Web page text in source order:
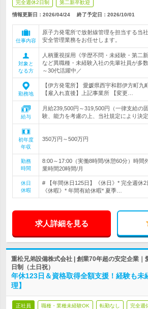
完全週休2日制 第二新卒歓迎
情報更新日：2026/04/24 終了予定日： 2026/10/01
仕事内容
原子力発電所で放射線管理を担当する当
安全管理業務をお任せします。
対象と
なる方
人柄重視採用《学歴不問・未経験・第二
など異職種・未経験入社の先輩社員が多
～30代活躍中／
勤務地
【伊方発電所】 愛媛県西宇和郡伊方町
【雇入れ直後】上記事業所 【変更…
給与
月給239,500円～319,500円（一律支給の
験、能力を考慮の上、当社規定により決
初年度
年収
350万円～500万円
勤務
時間
8:00～17:00（実働8時間/休憩60分）時
業時間20時間/月
休日
休暇
# 【年間休日125日】《休日》* 完全週休2
《休暇》* 年間有給休暇* 夏季…
求人詳細を見る
重松兄弟設備株式会社 | 創業70年超の安定企業｜
日制（土日祝）
年休123日＆資格取得全額支援！経験も未
理】
正社員 職種・業種未経験OK 転勤なし 完全週